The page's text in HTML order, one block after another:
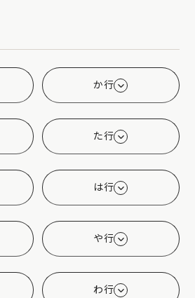
か行
た行
は行
や行
わ行